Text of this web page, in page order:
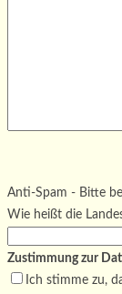
Bitte lasse dieses
Anti-Spam - Bitte
Wie heißt die
Zustimmung zur
Ich stimme zu,